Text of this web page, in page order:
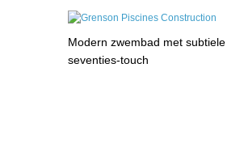
Modern zwembad met subtiele
seventies-touch